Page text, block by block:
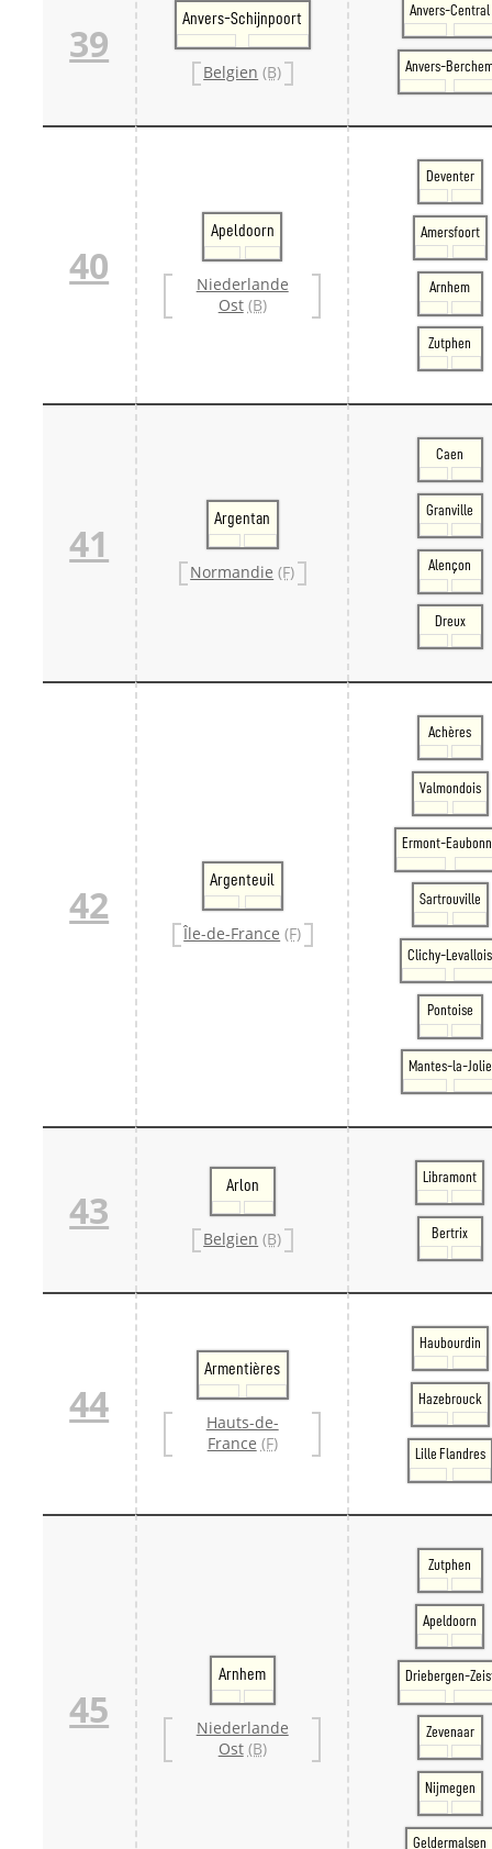
39
Anvers-Schijnpoort
Belgien (B)
Anvers-Central
Anvers-
40
Apeldoorn
Niederlande
Ost (B)
Deventer
Amersfoort
Arnhem
Zutphen
41
Argentan
Normandie (F)
Caen
Granville
Alençon
Dreux
42
Argenteuil
Île-de-France (F)
Achères
Valmondois
Ermont-
Sartrouville
Clichy-Levallois
Pontoise
Mantes-la-Jolie
43
Arlon
Belgien (B)
Libramont
Bertrix
44
Armentières
Hauts-de-
France (F)
Haubourdin
Hazebrouck
Lille Flandres
45
Arnhem
Niederlande
Ost (B)
Zutphen
Apeldoorn
Driebergen-
Zevenaar
Nijmegen
Geldermalsen